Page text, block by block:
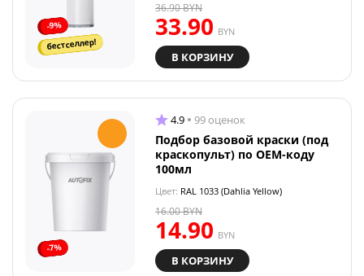
-9%
бестселлер!
33.90 BYN
36.90BYN
В КОРЗИНУ
-7%
4.9 99 оценок
Подбор базовой краски (под
краскопульт) по OEM-коду
100мл
Цвет: RAL 1033 (Dahlia Yellow)
14.90 BYN
16.00BYN
В КОРЗИНУ